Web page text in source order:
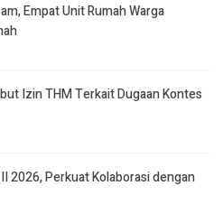
Empat Unit Rumah Warga
Izin THM Terkait Dugaan Kontes
2026, Perkuat Kolaborasi dengan